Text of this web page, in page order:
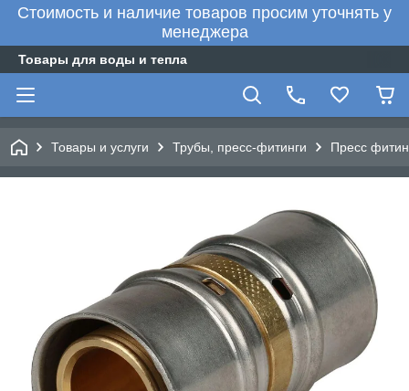
Стоимость и наличие товаров просим уточнять у
менеджера
Товары для воды и тепла
Товары и услуги Трубы, пресс-фитинги Пресс